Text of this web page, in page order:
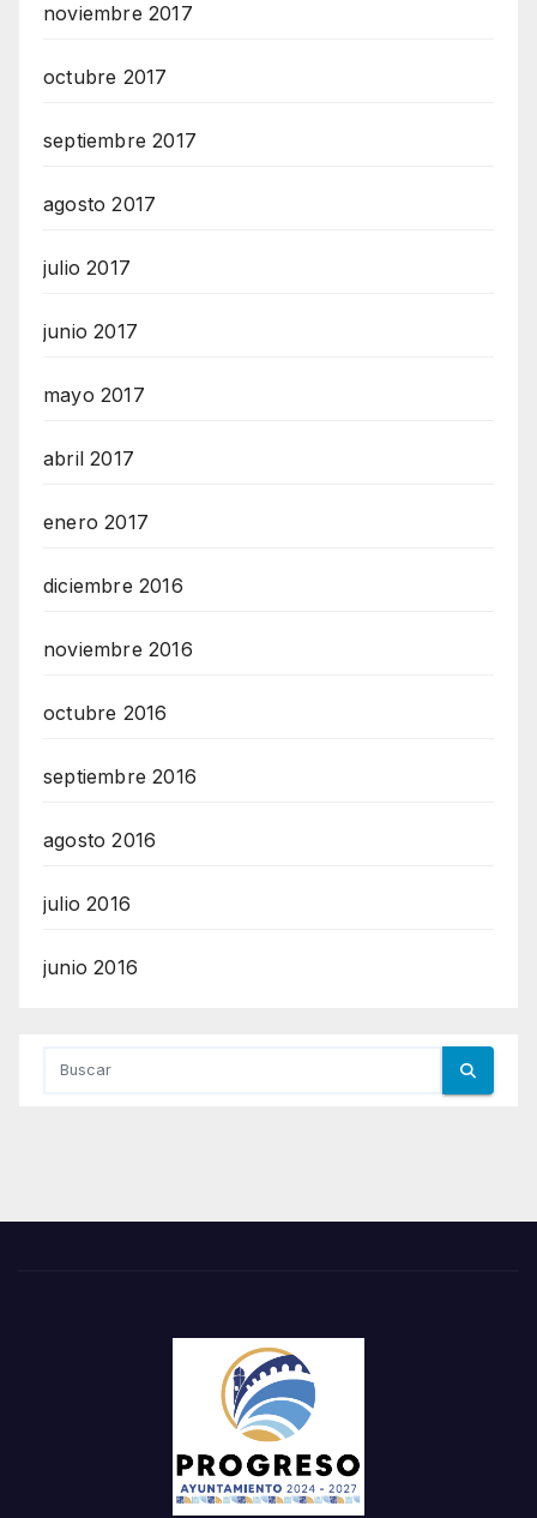
noviembre 2017
octubre 2017
septiembre 2017
agosto 2017
julio 2017
junio 2017
mayo 2017
abril 2017
enero 2017
diciembre 2016
noviembre 2016
octubre 2016
septiembre 2016
agosto 2016
julio 2016
junio 2016